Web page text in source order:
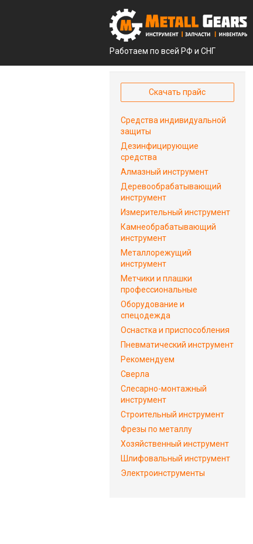
Работаем по всей РФ и СНГ
Скачать прайс
Средства индивидуальной
защиты
Дезинфицирующие
средства
Алмазный инструмент
Деревообрабатывающий
инструмент
Измерительный инструмент
Камнеобрабатывающий
инструмент
Металлорежущий
инструмент
Метчики и плашки
профессиональные
Оборудование и
спецодежда
Оснастка и приспособления
Пневматический инструмент
Рекомендуем
Сверла
Слесарно-монтажный
инструмент
Строительный инструмент
Фрезы по металлу
Хозяйственный инструмент
Шлифовальный инструмент
Электроинструменты